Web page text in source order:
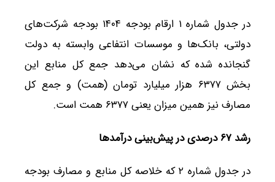
در جدول شماره ۱ ارقام بودجه ۱۴۰۴ بودجه شرکت‌های
دولتی، بانک‌ها و موسسات انتفاعی وابسته به دولت
گنجانده شده که نشان می‌دهد جمع کل منابع این
بخش ۶۳۷۷ هزار میلیارد تومان (همت) و جمع کل
مصارف نیز همین میزان یعنی ۶۳۷۷ همت است.
رشد ۶۷ درصدی در پیش‌بینی درآمدها
در جدول شماره ۲ که خلاصه کل منابع و مصارف بودجه